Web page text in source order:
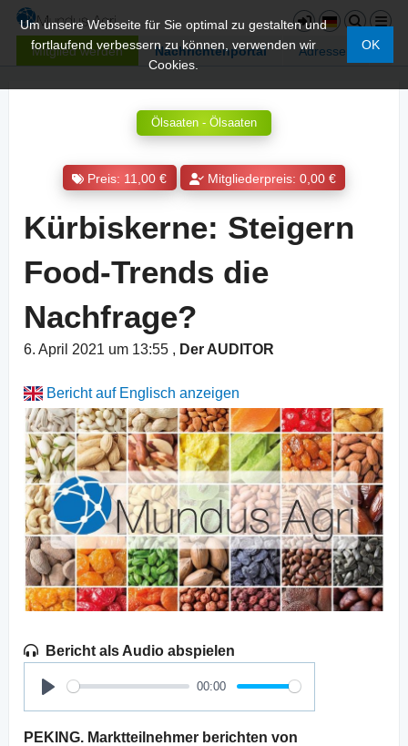
Mitglied werden Nachrichtenportal Adressen
Um unsere Webseite für Sie optimal zu gestalten und
fortlaufend verbessern zu können, verwenden wir
Cookies.
OK
Ölsaaten - Ölsaaten
Preis: 11,00 € Mitgliederpreis: 0,00 €
Kürbiskerne: Steigern
Food-Trends die
Nachfrage?
6. April 2021 um 13:55 , Der AUDITOR
Bericht auf Englisch anzeigen
Bericht als Audio abspielen
Play
00:00
PEKING. Marktteilnehmer berichten von